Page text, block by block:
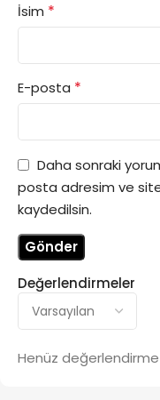
Değerlendirmeler
Henüz değerlendirme
İsim *
E-posta *
Daha sonraki
posta adresim ve
kaydedilsin.